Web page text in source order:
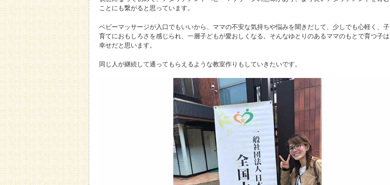
ことにも繋がると思っています。
ベビーマッサージが入口でもいいから、ママの不安な気持ちや悩みを聞きだして、少しでも心軽く、子
育てにおもしろさを感じられ、一層子どもが愛おしくなる。そんなゆとりのあるママのもとで育つ子は
幸せだと思います。
同じ人が継続して通ってもらえるような教室作りもしていきたいです。